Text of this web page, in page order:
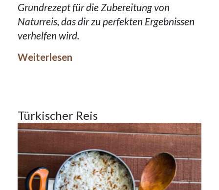
Grundrezept für die Zubereitung von
Naturreis, das dir zu perfekten Ergebnissen
verhelfen wird.
Weiterlesen
27
2023
27Okt.
Türkischer Reis